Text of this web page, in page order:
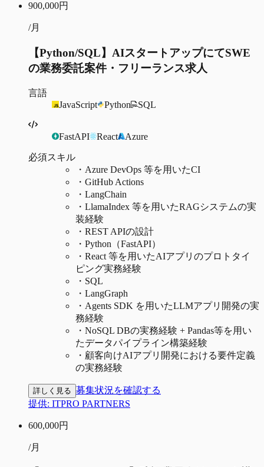
900,000円
/月
【Python/SQL】AIスタートアップにてSWE
の業務委託案件・フリーランス求人
言語
JavaScript
Python SQL
FastAPI React Azure
必須スキル
・ Azure DevOps 等を用いたCI
・ GitHub Actions
・ LangChain
・ LlamaIndex 等を用いたRAGシステムの実
装経験
・ REST APIの設計
・ Python（FastAPI）
・ React 等を用いたAIアプリのプロトタイ
ピング実務経験
・ SQL
・ LangGraph
・ Agents SDK を用いたLLMアプリ開発の実
務経験
・ NoSQL DBの実務経験 + Pandas等を用い
たデータパイプライン構築経験
・ 顧客向けAIアプリ開発における要件定義
の実務経験
詳しく見る 募集状況を確認する
提供: ITPRO PARTNERS
600,000円
/月